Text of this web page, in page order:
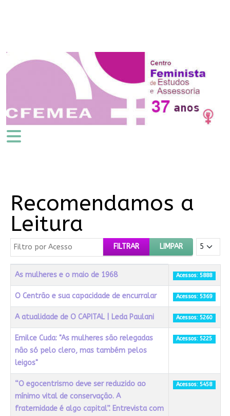
Recomendamos a
Leitura
Filtro por Acesso FILTRAR LIMPAR Mostrar #
Título Acessos
As mulheres e o maio de 1968 Acessos: 5888
O Centrão e sua capacidade de encurralar Acessos: 5369
A atualidade de O CAPITAL | Leda Paulani Acessos: 5260
Emilce Cuda: "As mulheres são relegadas
não só pelo clero, mas também pelos
leigos"
Acessos: 5225
“O egocentrismo deve ser reduzido ao
mínimo vital de conservação. A
fraternidade é algo capital”. Entrevista com
Acessos: 5458